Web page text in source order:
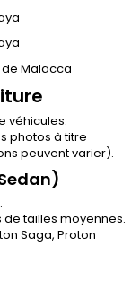
véhicules.
photos à titre
peuvent varier).
.
tailles moyennes.
Saga, Proton